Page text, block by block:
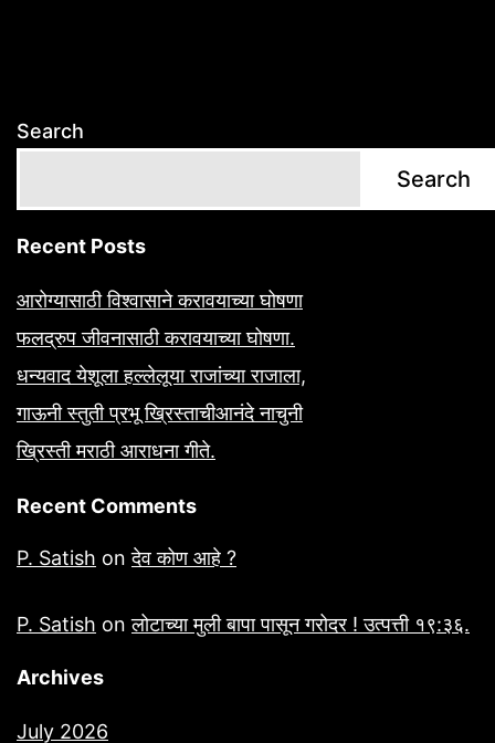
Search
Search
Recent Posts
आरोग्यासाठी विश्वासाने करावयाच्या घोषणा
फलद्रुप जीवनासाठी करावयाच्या घोषणा.
धन्यवाद येशूला हल्लेलूया राजांच्या राजाला,
गाऊनी स्तुती प्रभू ख्रिस्ताचीआनंदे नाचुनी
ख्रिस्ती मराठी आराधना गीते.
Recent Comments
P. Satish onदेव कोण आहे ?
P. Satish onलोटाच्या मुली बापा पासून गरोदर ! उत्पत्ती १९:३६.
Archives
July 2026